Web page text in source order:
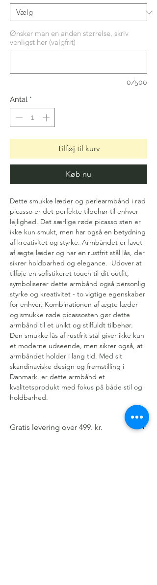
Ønsker man en anden størrelse, skriv
venligst her (valgfrit)
0/500
Antal *
Tilføj til kurv
Køb nu
Dette smukke læder og perlearmbånd i rød
picasso er det perfekte tilbehør til enhver
lejlighed. Det særlige røde picasso sten er
ikke kun smukt, men har også en betydning
af kreativitet og styrke. Armbåndet er lavet
af ægte læder og har en rustfrit stål lås, der
sikrer holdbarhed og elegance. Udover at
tilføje en sofistikeret touch til dit outfit,
symboliserer dette armbånd også personlig
styrke og kreativitet - to vigtige egenskaber
for enhver. Kombinationen af ægte læder
og smukke røde picassosten gør dette
armbånd til et unikt og stilfuldt tilbehør.
Den smukke lås af rustfrit stål giver ikke kun
et moderne udseende, men sikrer også, at
armbåndet holder i lang tid. Med sit
skandinaviske design og fremstilling i
Danmark, er dette armbånd et
kvalitetsprodukt med fokus på både stil og
holdbarhed.
Gratis levering over 499. kr.